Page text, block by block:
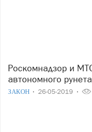
Роскомнадзор и МТС тестируют оборудование для
автономного рунета
ЗАКОН 26-05-2019